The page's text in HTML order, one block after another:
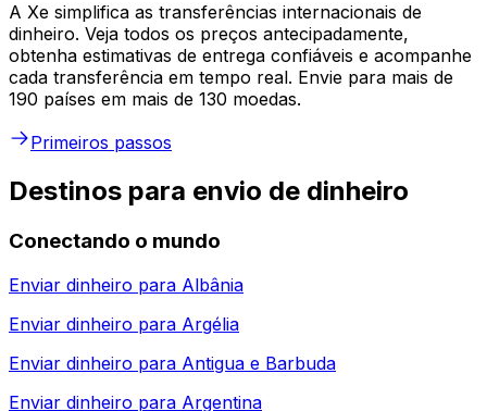
A Xe simplifica as transferências internacionais de
dinheiro. Veja todos os preços antecipadamente,
obtenha estimativas de entrega confiáveis e acompanhe
cada transferência em tempo real. Envie para mais de
190 países em mais de 130 moedas.
Primeiros passos
Destinos para envio de dinheiro
Conectando o mundo
Enviar dinheiro para Albânia
Enviar dinheiro para Argélia
Enviar dinheiro para Antigua e Barbuda
Enviar dinheiro para Argentina